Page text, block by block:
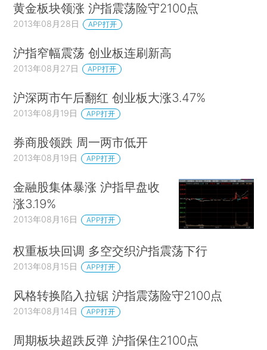
黄金板块领涨 沪指震荡险守2100点
2013年08月28日 APP打开
沪指窄幅震荡 创业板连刷新高
2013年08月27日 APP打开
沪深两市午后翻红 创业板大涨3.47%
2013年08月19日 APP打开
券商股领跌 周一两市低开
2013年08月19日 APP打开
金融股集体暴涨 沪指早盘收
涨3.19%
2013年08月16日 APP打开
权重板块回调 多空交织沪指震荡下行
2013年08月15日 APP打开
风格转换陷入拉锯 沪指震荡险守2100点
2013年08月14日 APP打开
周期板块超跌反弹 沪指保住2100点